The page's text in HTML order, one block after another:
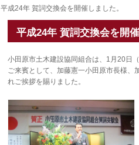
平成24年 賀詞交換会を開催しました。
平成24年 賀詞交換会を開催
小田原市土木建設協同組合は、1月20日
ご来賓として、加藤憲一小田原市長様、
れご挨拶を賜りました。